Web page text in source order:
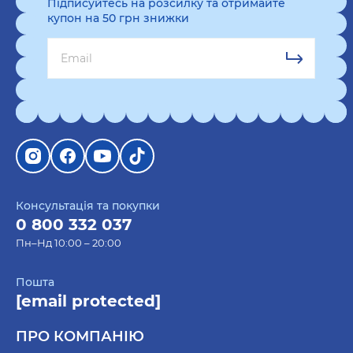
особливими та вибиратися з любов’ю.
Подивитися щось за 30 хвилин не вийде, тут
варто трошки подумати та зосередитись.
Наприклад, що вона любить робити, де працює
та чим займається у вільний час. Можливо, вона
любить ворожити? Або ж їй подобається
малювати!
Карти Таро — нехай робить розклади на твоїх
колишніх, щоб ви могли разом обговорювати
Картина за номерами — щоб проводити
вечори спокійно та з користю. Малювання,
Універсальний подарунок!
Набір посуду — аби всі знали, у кого найкраща
чашка та тарілка в домі!
Консультація та покупки
0 800 332 037
Пн–Нд 10:00 – 20:00
Пошта
[email protected]
ПРО КОМПАНІЮ
Підписуйтесь на розсилку та отримайте
купон на 50 грн знижки